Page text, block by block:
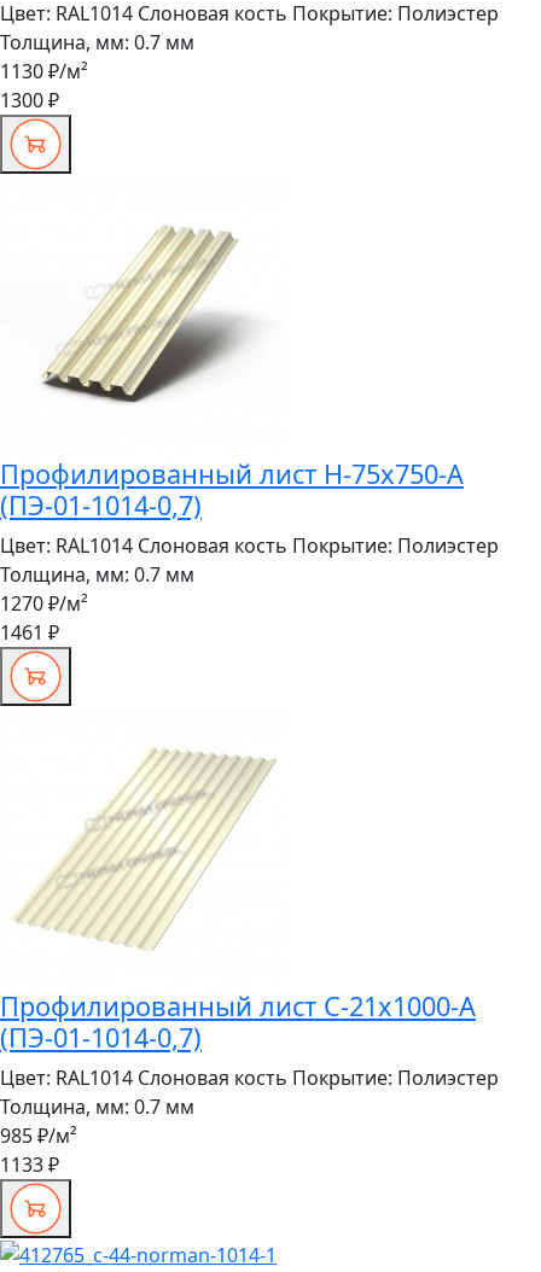
Цвет: RAL1014 Слоновая кость Покрытие: Полиэстер
Толщина, мм: 0.7 мм
1130 ₽/м²
1300 ₽
Профилированный лист Н-75x750-A
(ПЭ-01-1014-0,7)
Цвет: RAL1014 Слоновая кость Покрытие: Полиэстер
Толщина, мм: 0.7 мм
1270 ₽/м²
1461 ₽
Профилированный лист С-21x1000-A
(ПЭ-01-1014-0,7)
Цвет: RAL1014 Слоновая кость Покрытие: Полиэстер
Толщина, мм: 0.7 мм
985 ₽/м²
1133 ₽